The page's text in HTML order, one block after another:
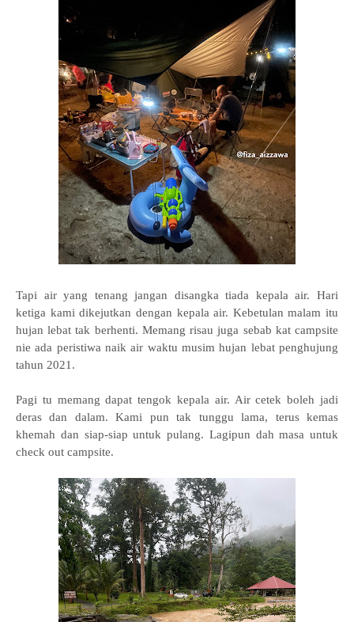
Tapi air yang tenang jangan disangka tiada kepala air. Hari
ketiga kami dikejutkan dengan kepala air. Kebetulan malam itu
hujan lebat tak berhenti. Memang risau juga sebab kat campsite
nie ada peristiwa naik air waktu musim hujan lebat penghujung
tahun 2021.
Pagi tu memang dapat tengok kepala air. Air cetek boleh jadi
deras dan dalam. Kami pun tak tunggu lama, terus kemas
khemah dan siap-siap untuk pulang. Lagipun dah masa untuk
check out campsite.